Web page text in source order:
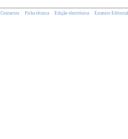
Contactos Ficha técnica Edição electrónica Estatuto Editorial